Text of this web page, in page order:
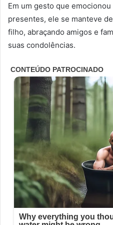
Em um gesto que
presentes, ele se manteve
filho, abraçando amigos e
suas condolências.